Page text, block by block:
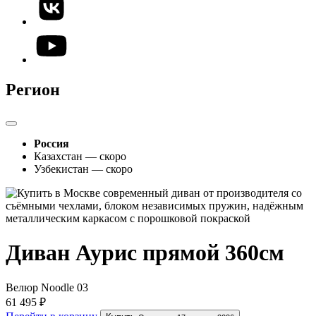
Регион
Россия
Казахстан — скоро
Узбекистан — скоро
Диван Аурис прямой 360см
Велюр Noodle 03
61 495 ₽